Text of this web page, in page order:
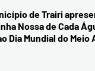
de Trairi
Nossa de Cada
Dia Mundial do Meio